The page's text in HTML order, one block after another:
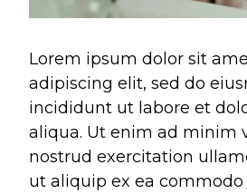
Lorem ipsum dolor sit
adipiscing elit, sed do
incididunt ut labore et
aliqua. Ut enim ad minim
nostrud exercitation
ut aliquip ex ea commodo